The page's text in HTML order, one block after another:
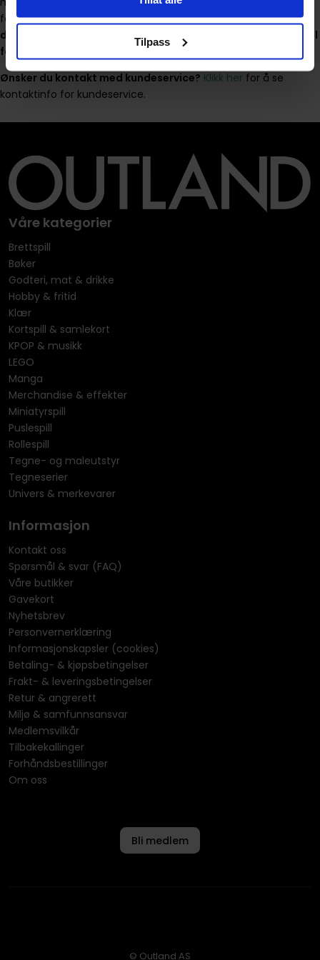
Tilpass
forpliktet oss til flere initiativ i tiden fremover.Det betyr at vi
dessverre kun har anledning til å bidra til et begrenset antall
forespørsler.
Ønsker du kontakt med kundeservice? Klikk her for å se
kontaktinfo for kundeservice.
Våre kategorier
Brettspill
Bøker
Godteri, mat & drikke
Hobby & fritid
Klær
Kortspill & samlekort
KPOP & musikk
LEGO
Manga
Merchandise & effekter
Miniatyrspill
Puslespill
Rollespill
Tegne- og maleutstyr
Tegneserier
Univers & merkevarer
Informasjon
Kontakt oss
Spørsmål & svar (FAQ)
Våre butikker
Gavekort
Nyhetsbrev
Personvernerklæring
Informasjonskapsler (cookies)
Betaling- & kjøpsbetingelser
Frakt- & leveringsbetingelser
Retur & angrerett
Miljø & samfunnsansvar
Medlemsvilkår
Tilbakekallinger
Forhåndsbestillinger
Om oss
Bli medlem
© Outland AS